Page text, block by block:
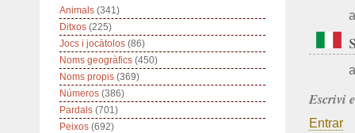
Escrivi
Entrar
Animals (341)
Ditxos (225)
Jocs i jocàtolos (86)
Noms geogràfics (450)
Noms propis (369)
Números (386)
Pardals (701)
Peixos (692)